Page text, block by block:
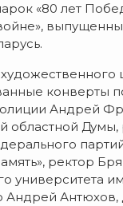
«80 лет
конверты
Андрей
областной
ректор
университета
Андрей Антюхов,